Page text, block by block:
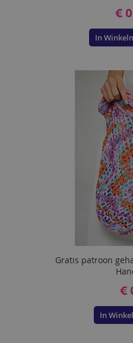
€
In
Gratis patroon
€
In